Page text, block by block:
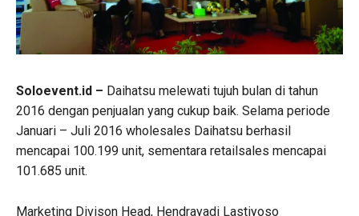
Soloevent.id – Daihatsu melewati tujuh bulan di tahun
2016 dengan penjualan yang cukup baik. Selama periode
Januari – Juli 2016 wholesales Daihatsu berhasil
mencapai 100.199 unit, sementara retailsales mencapai
101.685 unit.
Marketing Divison Head, Hendrayadi Lastiyoso